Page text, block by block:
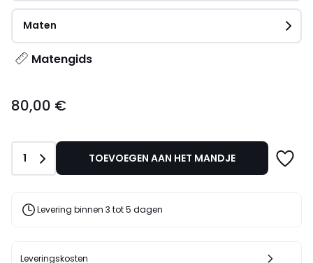
Maten
Matengids
€.
80,00 €
Aantal
1 TOEVOEGEN AAN HET MANDJE
Levering binnen 3 tot 5 dagen
Leveringskosten